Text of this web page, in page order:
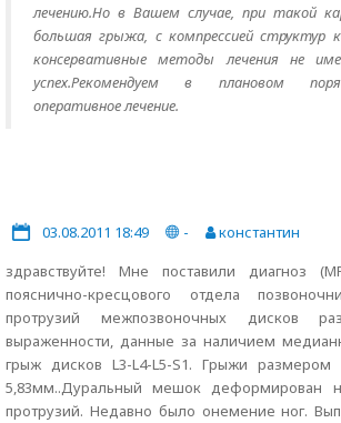
лечению.Но в Вашем случае, при такой
большая грыжа, с компрессией структур
консервативные методы лечения не
успех.Рекомендуем в плановом
оперативное лечение.
03.08.2011 18:49 -
константин
здравствуйте! Мне поставили диагноз
пояснично-кресцового отдела
протрузий межпозвоночных дисков
выраженности, данные за наличием
грыж дисков L3-L4-L5-S1. Грыжи
5,83мм..Дуральный мешок деформирован
протрузий. Недавно было онемение ног.